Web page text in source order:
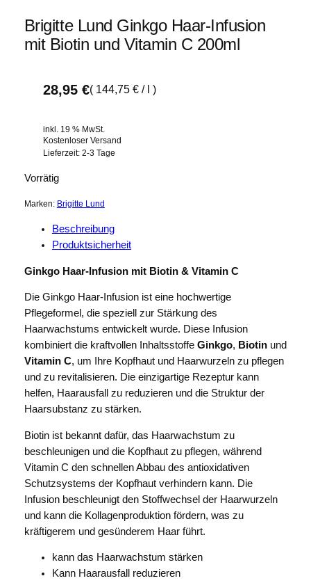
Brigitte Lund Ginkgo Haar-Infusion
mit Biotin und Vitamin C 200ml
28,95 €( 144,75 €/ )
inkl. 19 % MwSt.
Kostenloser Versand
Lieferzeit: 2-3 Tage
Vorrätig
Marken: Brigitte Lund
Beschreibung
Produktsicherheit
Ginkgo Haar-Infusion mit Biotin & Vitamin C
Die Ginkgo Haar-Infusion ist eine hochwertige
Pflegeformel, die speziell zur Stärkung des
Haarwachstums entwickelt wurde. Diese Infusion
kombiniert die kraftvollen Inhaltsstoffe Ginkgo, Biotinund
Vitamin C, um Ihre Kopfhaut und Haarwurzeln zu pflegen
und zu revitalisieren. Die einzigartige Rezeptur kann
helfen, Haarausfall zu reduzieren und die Struktur der
Haarsubstanz zu stärken.
Biotin ist bekannt dafür, das Haarwachstum zu
beschleunigen und die Kopfhaut zu pflegen, während
Vitamin C den schnellen Abbau des antioxidativen
Schutzsystems der Kopfhaut verhindern kann. Die
Infusion beschleunigt den Stoffwechsel der Haarwurzeln
und kann die Kollagenproduktion fördern, was zu
kräftigerem und gesünderem Haar führt.
kann das Haarwachstum stärken
Kann Haarausfall reduzieren